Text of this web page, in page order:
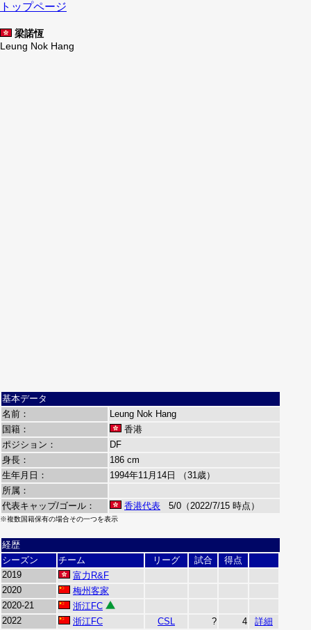
トップページ
梁諾恆
Leung Nok Hang
基本データ
名前：
Leung Nok Hang
国籍：
香港
ポジション：
DF
身長：
186 cm
生年月日：
1994年11月14日 （31歳）
所属：
代表キャップ/ゴール：
香港代表 5/0（2022/7/15 時点）
※複数国籍保有の場合その一つを表示
経歴
シーズン
チーム リーグ 試合
得点
2019
富力R&F
2020
梅州客家
2020-21
浙江FC
2022
浙江FC CSL ? 4
詳細